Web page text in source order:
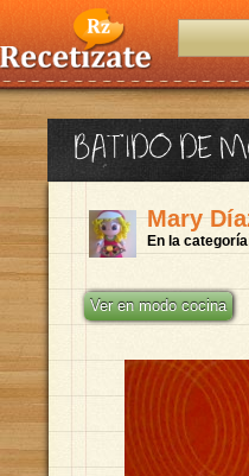
BATIDO DE
Mary
En la
Ver en modo cocina